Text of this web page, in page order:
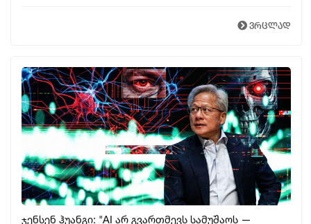
ვრცლად
ჯენსენ ჰუანგი: "AI არ გვართმევს სამუშაოს —